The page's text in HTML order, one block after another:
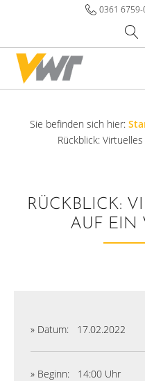
0361 6759-
Sie befinden sich hier:
Rückblick:
RÜCKBLICK:
AUF EIN
» Datum: 17.02.2022
» Beginn: 14:00 Uhr